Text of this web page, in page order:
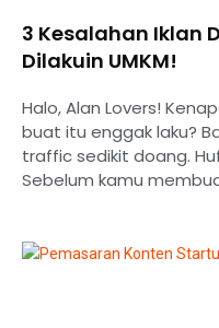
3 Kesalahan Iklan
Dilakuin UMKM!
Halo, Alan Lovers!
buat itu enggak laku?
traffic sedikit doang.
Sebelum kamu